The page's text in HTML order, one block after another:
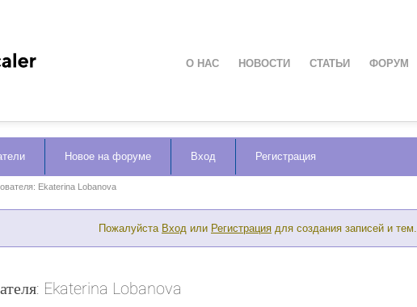
О НАС НОВОСТИ СТАТЬИ ФОРУМ
Новое на форуме Вход Регистрация
Ekaterina Lobanova
Пожалуйста Вход или Регистрация для создания записей и тем.
Ekaterina Lobanova